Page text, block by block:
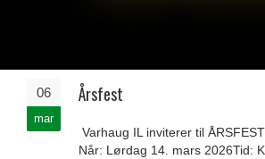
06
mar
Årsfest
Varhaug IL inviterer til
Når: Lørdag 14. mars 2026Tid: